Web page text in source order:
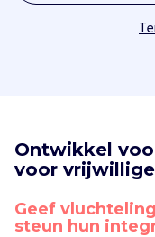
Ontwikkel
voor
Geef
steun hun